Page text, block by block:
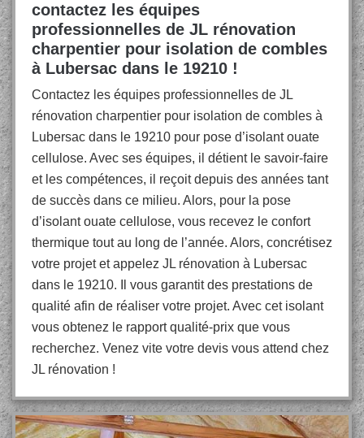
contactez les équipes
professionnelles de JL rénovation
charpentier pour isolation de combles
à Lubersac dans le 19210 !
Contactez les équipes professionnelles de JL
rénovation charpentier pour isolation de combles à
Lubersac dans le 19210 pour pose d’isolant ouate
cellulose. Avec ses équipes, il détient le savoir-faire
et les compétences, il reçoit depuis des années tant
de succès dans ce milieu. Alors, pour la pose
d’isolant ouate cellulose, vous recevez le confort
thermique tout au long de l’année. Alors, concrétisez
votre projet et appelez JL rénovation à Lubersac
dans le 19210. Il vous garantit des prestations de
qualité afin de réaliser votre projet. Avec cet isolant
vous obtenez le rapport qualité-prix que vous
recherchez. Venez vite votre devis vous attend chez
JL rénovation !